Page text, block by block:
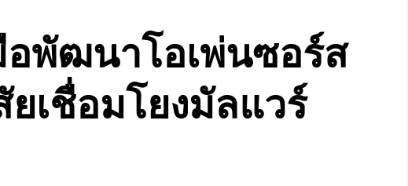
อพัฒนาโอเพ่นซอร์ส
ยเชื่อมโยงมัลแวร์